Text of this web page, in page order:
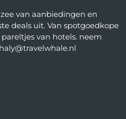
van aanbiedingen en
deals uit. Van spotgoedkope
van hotels. neem